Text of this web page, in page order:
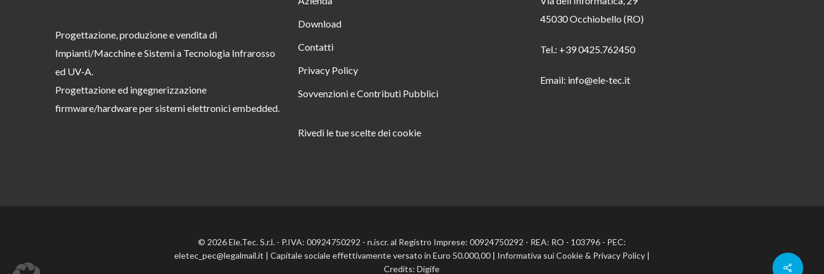
Share
Progettazione, produzione e vendita di
Impianti/Macchine e Sistemi a Tecnologia Infrarosso
ed UV-A.
Progettazione ed ingegnerizzazione
firmware/hardware per sistemi elettronici embedded.
Download
Contatti
Privacy Policy
Sovvenzioni e Contributi Pubblici
Rivedi le tue scelte dei cookie
45030 Occhiobello (RO)
Tel.: +39 0425.762450
Email: info@ele-tec.it
© 2026 Ele.Tec. S.r.l. - P.IVA: 00924750292 - n.iscr. al Registro Imprese: 00924750292 - REA: RO - 103796 - PEC:
eletec_pec@legalmail.it | Capitale sociale effettivamente versato in Euro 50.000,00 | Informativa sui Cookie& Privacy Policy|
Credits:Digife